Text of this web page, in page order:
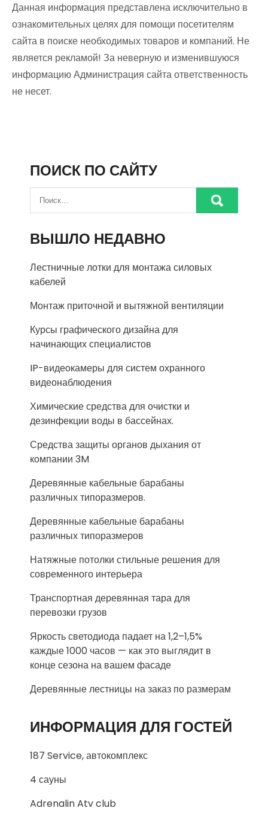
Данная информация представлена исключительно в
ознакомительных целях для помощи посетителям
сайта в поиске необходимых товаров и компаний. Не
является рекламой! За неверную и изменившуюся
информацию Администрация сайта ответственность
не несет.
ПОИСК ПО САЙТУ
ВЫШЛО НЕДАВНО
Лестничные лотки для монтажа силовых
кабелей
Монтаж приточной и вытяжной вентиляции
Курсы графического дизайна для
начинающих специалистов
IP-видеокамеры для систем охранного
видеонаблюдения
Химические средства для очистки и
дезинфекции воды в бассейнах.
Средства защиты органов дыхания от
компании 3M
Деревянные кабельные барабаны
различных типоразмеров.
Деревянные кабельные барабаны
различных типоразмеров
Натяжные потолки стильные решения для
современного интерьера
Транспортная деревянная тара для
перевозки грузов
Яркость светодиода падает на 1,2–1,5%
каждые 1000 часов — как это выглядит в
конце сезона на вашем фасаде
Деревянные лестницы на заказ по размерам
ИНФОРМАЦИЯ ДЛЯ ГОСТЕЙ
187 Service, автокомплекс
4 сауны
Adrenalin Atv club